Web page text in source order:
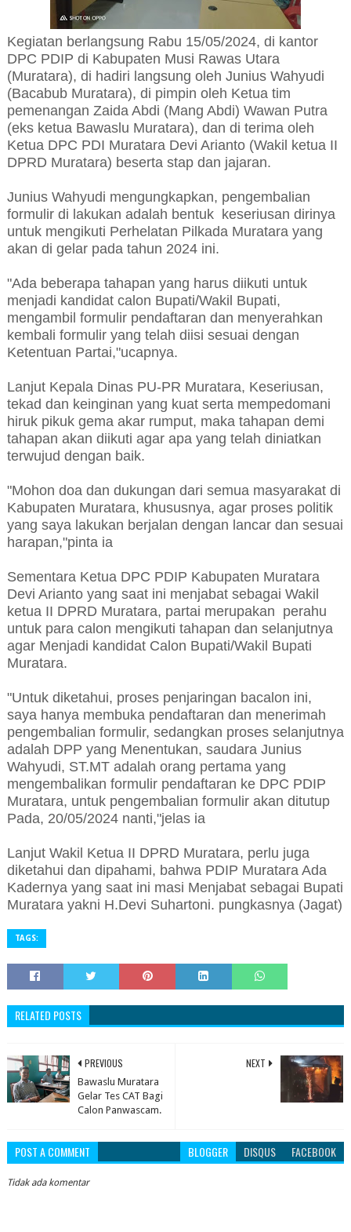
Kegiatan berlangsung Rabu 15/05/2024, di kantor
DPC PDIP di Kabupaten Musi Rawas Utara
(Muratara), di hadiri langsung oleh Junius Wahyudi
(Bacabub Muratara), di pimpin oleh Ketua tim
pemenangan Zaida Abdi (Mang Abdi) Wawan Putra
(eks ketua Bawaslu Muratara), dan di terima oleh
Ketua DPC PDI Muratara Devi Arianto (Wakil ketua II
DPRD Muratara) beserta stap dan jajaran.
Junius Wahyudi mengungkapkan, pengembalian
formulir di lakukan adalah bentuk keseriusan dirinya
untuk mengikuti Perhelatan Pilkada Muratara yang
akan di gelar pada tahun 2024 ini.
"Ada beberapa tahapan yang harus diikuti untuk
menjadi kandidat calon Bupati/Wakil Bupati,
mengambil formulir pendaftaran dan menyerahkan
kembali formulir yang telah diisi sesuai dengan
Ketentuan Partai,"ucapnya.
Lanjut Kepala Dinas PU-PR Muratara, Keseriusan,
tekad dan keinginan yang kuat serta mempedomani
hiruk pikuk gema akar rumput, maka tahapan demi
tahapan akan diikuti agar apa yang telah diniatkan
terwujud dengan baik.
"Mohon doa dan dukungan dari semua masyarakat di
Kabupaten Muratara, khususnya, agar proses politik
yang saya lakukan berjalan dengan lancar dan sesuai
harapan,"pinta ia
Sementara Ketua DPC PDIP Kabupaten Muratara
Devi Arianto yang saat ini menjabat sebagai Wakil
ketua II DPRD Muratara, partai merupakan perahu
untuk para calon mengikuti tahapan dan selanjutnya
agar Menjadi kandidat Calon Bupati/Wakil Bupati
Muratara.
"Untuk diketahui, proses penjaringan bacalon ini,
saya hanya membuka pendaftaran dan menerimah
pengembalian formulir, sedangkan proses selanjutnya
adalah DPP yang Menentukan, saudara Junius
Wahyudi, ST.MT adalah orang pertama yang
mengembalikan formulir pendaftaran ke DPC PDIP
Muratara, untuk pengembalian formulir akan ditutup
Pada, 20/05/2024 nanti,"jelas ia
Lanjut Wakil Ketua II DPRD Muratara, perlu juga
diketahui dan dipahami, bahwa PDIP Muratara Ada
Kadernya yang saat ini masi Menjabat sebagai Bupati
Muratara yakni H.Devi Suhartoni. pungkasnya (Jagat)
TAGS:
RELATED POSTS
NEXT
PREVIOUS
Bawaslu Muratara
Gelar Tes CAT Bagi
Calon Panwascam.
POST A COMMENT BLOGGER DISQUS FACEBOOK
Tidak ada komentar